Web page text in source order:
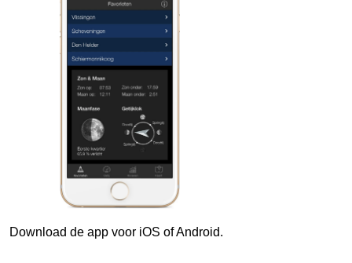
6 Aug, 22:30 uur
Verschil t.o.v. NAP: 640 cm
6 Aug, 22:40 uur
Verschil t.o.v. NAP: 640 cm
6 Aug, 22:50 uur
Verschil t.o.v. NAP: 640 cm
6 Aug, 23:00 uur
Verschil t.o.v. NAP: 640 cm
6 Aug, 23:10 uur
Download de app voor iOS of Android.